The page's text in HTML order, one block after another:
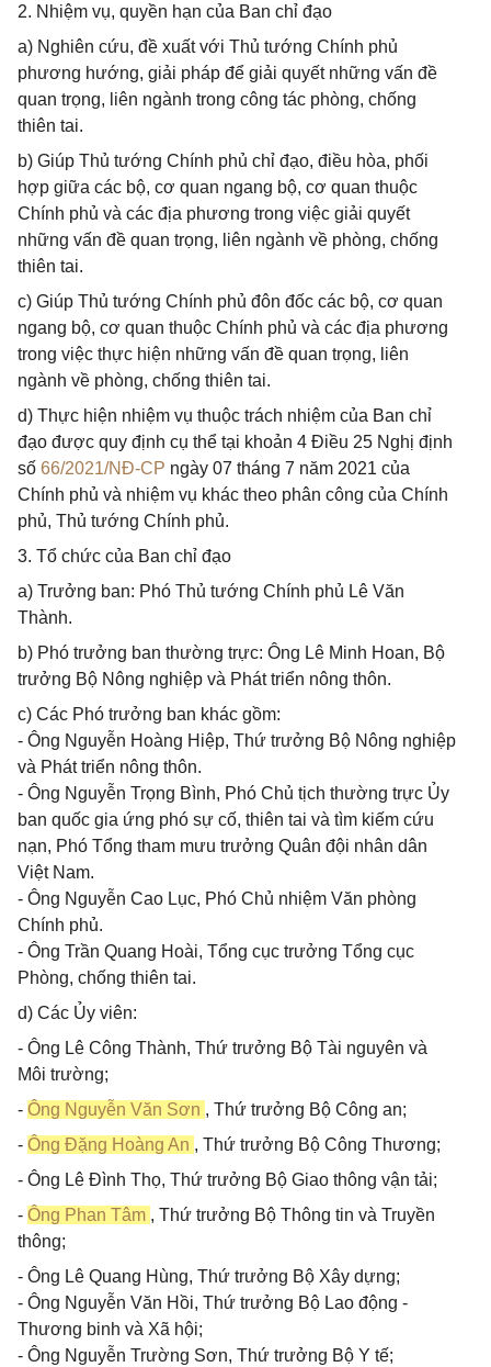
2. Nhiệm vụ, quyền hạn của Ban chỉ đạo
a) Nghiên cứu, đề xuất với Thủ tướng Chính phủ
phương hướng, giải pháp để giải quyết những vấn đề
quan trọng, liên ngành trong công tác phòng, chống
thiên tai.
b) Giúp Thủ tướng Chính phủ chỉ đạo, điều hòa, phối
hợp giữa các bộ, cơ quan ngang bộ, cơ quan thuộc
Chính phủ và các địa phương trong việc giải quyết
những vấn đề quan trọng, liên ngành về phòng, chống
thiên tai.
c) Giúp Thủ tướng Chính phủ đôn đốc các bộ, cơ quan
ngang bộ, cơ quan thuộc Chính phủ và các địa phương
trong việc thực hiện những vấn đề quan trọng, liên
ngành về phòng, chống thiên tai.
d) Thực hiện nhiệm vụ thuộc trách nhiệm của Ban chỉ
đạo được quy định cụ thể tại khoản 4 Điều 25 Nghị định
số 66/2021/NĐ-CP ngày 07 tháng 7 năm 2021 của
Chính phủ và nhiệm vụ khác theo phân công của Chính
phủ, Thủ tướng Chính phủ.
3. Tổ chức của Ban chỉ đạo
a) Trưởng ban: Phó Thủ tướng Chính phủ Lê Văn
Thành.
b) Phó trưởng ban thường trực: Ông Lê Minh Hoan, Bộ
trưởng Bộ Nông nghiệp và Phát triển nông thôn.
c) Các Phó trưởng ban khác gồm:
- Ông Nguyễn Hoàng Hiệp, Thứ trưởng Bộ Nông nghiệp
và Phát triển nông thôn.
- Ông Nguyễn Trọng Bình, Phó Chủ tịch thường trực Ủy
ban quốc gia ứng phó sự cố, thiên tai và tìm kiếm cứu
nạn, Phó Tổng tham mưu trưởng Quân đội nhân dân
Việt Nam.
- Ông Nguyễn Cao Lục, Phó Chủ nhiệm Văn phòng
Chính phủ.
- Ông Trần Quang Hoài, Tổng cục trưởng Tổng cục
Phòng, chống thiên tai.
d) Các Ủy viên:
- Ông Lê Công Thành, Thứ trưởng Bộ Tài nguyên và
Môi trường;
- Ông Nguyễn Văn Sơn , Thứ trưởng Bộ Công an;
- Ông Đặng Hoàng An , Thứ trưởng Bộ Công Thương;
- Ông Lê Đình Thọ, Thứ trưởng Bộ Giao thông vận tải;
- Ông Phan Tâm , Thứ trưởng Bộ Thông tin và Truyền
thông;
- Ông Lê Quang Hùng, Thứ trưởng Bộ Xây dựng;
- Ông Nguyễn Văn Hồi, Thứ trưởng Bộ Lao động -
Thương binh và Xã hội;
- Ông Nguyễn Trường Sơn, Thứ trưởng Bộ Y tế;